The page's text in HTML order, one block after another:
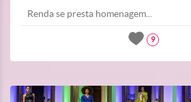
Renda se presta homenagem...
9